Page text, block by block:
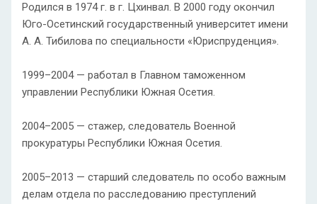
Родился в 1974 г. в г. Цхинвал. В 2000 году окончил
Юго-Осетинский государственный университет имени
А. А. Тибилова по специальности «Юриспруденция».
1999–2004 — работал в Главном таможенном
управлении Республики Южная Осетия.
2004–2005 — стажер, следователь Военной
прокуратуры Республики Южная Осетия.
2005–2013 — старший следователь по особо важным
делам отдела по расследованию преступлений